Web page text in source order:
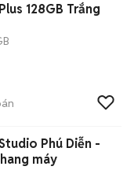
128GB Trắng
Phú Diễn -
máy